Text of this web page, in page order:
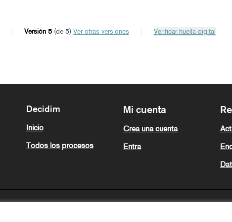
Versión 5(de 5) ver otras versiones Verificar huella digital
Decidim
Inicio
Todos los procesos
Mi cuenta
Crea una cuenta
Entra